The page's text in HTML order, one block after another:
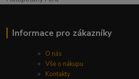
Informace pro zákazníky
O nás
Vše o nákupu
Kontakty